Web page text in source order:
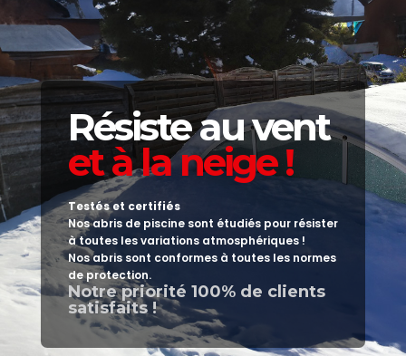
Résiste au vent
et à la neige !
Testés et certifiés
Nos abris de piscine sont étudiés pour résister
à toutes les variations atmosphériques !
Nos abris sont conformes à toutes les normes
de protection.
Notre priorité 100% de clients
satisfaits !